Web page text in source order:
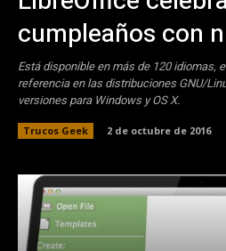
cumpleaños con
Está disponible en más de 120 idiomas,
referencia en las distribuciones GNU/
versiones para Windows y OS X.
Trucos Geek 2 de octubre de 2016